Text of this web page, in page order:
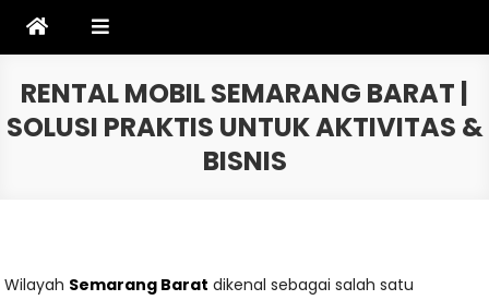
RENTAL MOBIL SEMARANG BARAT |
SOLUSI PRAKTIS UNTUK AKTIVITAS &
BISNIS
Wilayah Semarang Barat dikenal sebagai salah satu